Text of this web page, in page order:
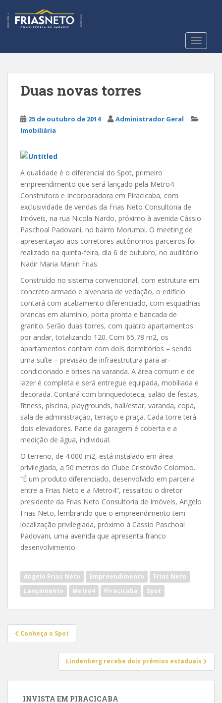
t
Duas novas torres
25 de outubro de 2014
Administrador Geral
Imobiliária
A qualidade é o diferencial do Spot, primeiro
empreendimento que será lançado pela Metro4
Construtora e Incorporadora em Piracicaba, com
exclusividade de vendas da Frias Neto Consultoria de
Imóveis, na rua Nicola Nardo, próximo à avenida Cássio
Paschoal Padovani, no bairro Morumbi. O meeting de
apresentação aos corretores autônomos parceiros foi
realizado na quinta-feira, dia 6 de outubro, no auditório
Nadir Maria Manin Frias.
Construído no sistema convencional, com estrutura em
concreto armado e alvenaria de vedação, o edifício
contará com acabamento diferenciado, com esquadrias
brancas em alumínio, porta pronta e bancada de
granito. Serão duas torres, com quatro apartamentos
por andar, totalizando 120. Com 65,78 m2, os
apartamentos contam com dois dormitórios – sendo
uma suíte – previsão de infraestrutura para ar-
condicionado e brises na varanda. A área comum e de
lazer é completa e será entregue equipada, mobiliada e
decorada. Contará com brinquedoteca, salão de festas,
fitness, piscina, playgrounds, hall/estar, varanda, copa,
sala de administração, terraço e praça. Cada torre terá
dois elevadores. Parte da garagem é coberta e a
medição de água, individual.
O terreno, de 4.000 m2, está instalado em área
privilegiada, a 50 metros do Clube Cristóvão Colombo.
“É um produto diferenciado, desenvolvido em parceria
entre a Frias Neto e a Metro4”, ressaltou o diretor
presidente da Frias Neto Consultoria de Imóveis, Angelo
Frias Neto, lembrando que o empreendimento tem
localização privilegiada, próximo à Cassio Paschoal
Padovani, uma avenida que apresenta franco
desenvolvimento.
Angelo Frias Neto Empreendimento
Frias Neto
Lançamento
Metro4 Piracicaba Spot
Navegação
de
Conheça o Spot
Lindenberg recebe dois prêmios estaduais
INVISTA EM PIRACICABA